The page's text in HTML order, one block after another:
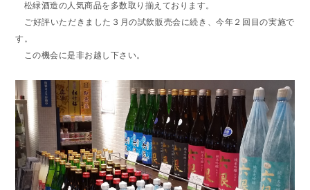
松緑酒造の人気商品を多数取り揃えております。
ご好評いただきました３月の試飲販売会に続き、今年２回目の実施で
す。
この機会に是非お越し下さい。